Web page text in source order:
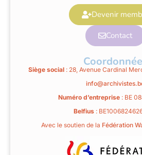
Devenir
Contact
Siège social: 28, Avenue Cardinal
Numéro d’entreprise: BE
Belfius:
Avec le soutien de la Fédération